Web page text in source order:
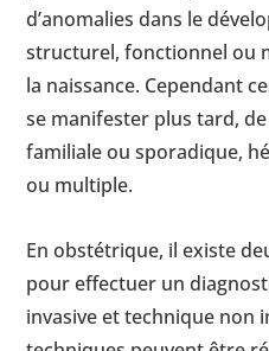
d’anomalies dans le
structurel, fonctionnel ou
la naissance. Cependant
se manifester plus tard,
familiale ou sporadique,
ou multiple.
En obstétrique, il existe
pour effectuer un
invasive et technique non